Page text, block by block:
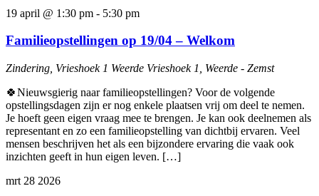
19 april @ 1:30 pm - 5:30 pm
Familieopstellingen op 19/04 – Welkom
Zindering, Vrieshoek 1 Weerde Vrieshoek 1, Weerde - Zemst
🍀Nieuwsgierig naar familieopstellingen? Voor de volgende
opstellingsdagen zijn er nog enkele plaatsen vrij om deel te nemen.
Je hoeft geen eigen vraag mee te brengen. Je kan ook deelnemen als
representant en zo een familieopstelling van dichtbij ervaren. Veel
mensen beschrijven het als een bijzondere ervaring die vaak ook
inzichten geeft in hun eigen leven. […]
mrt 28 2026